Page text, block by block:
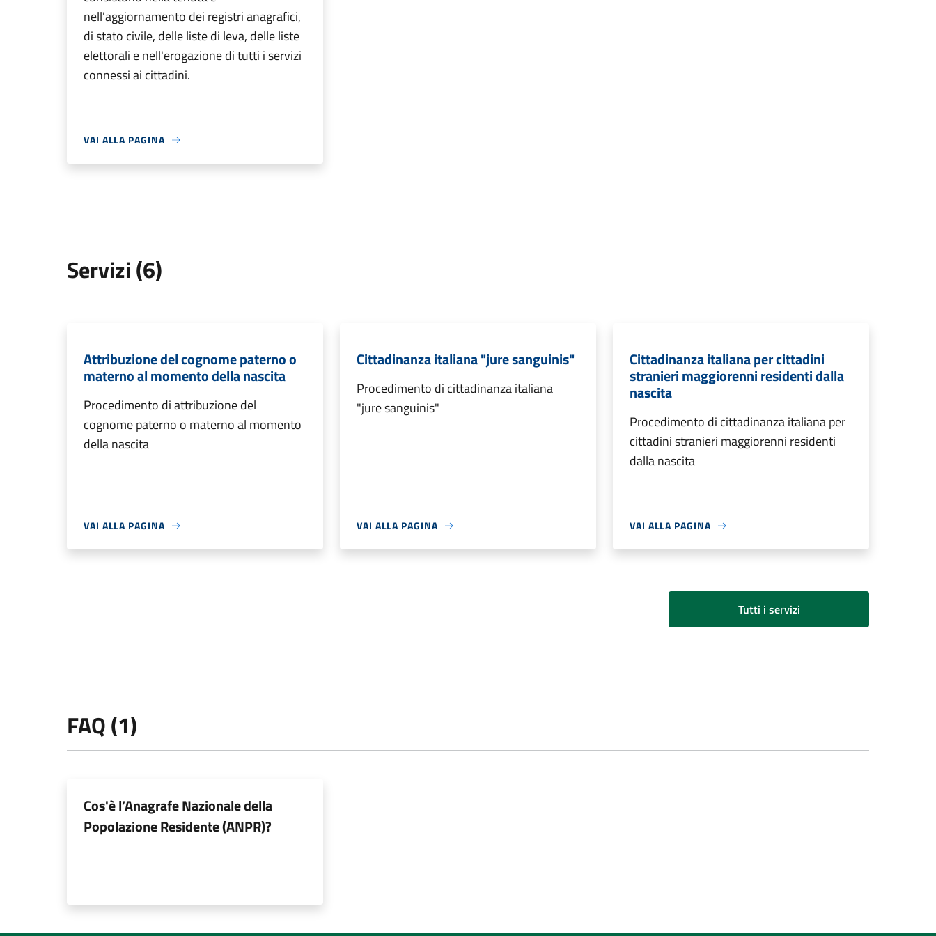
nell'aggiornamento dei registri anagrafici,
di stato civile, delle liste di leva, delle liste
elettorali e nell'erogazione di tutti i servizi
connessi ai cittadini.
VAI ALLA PAGINA
Servizi (6)
Attribuzione del cognome paterno o
materno al momento della nascita
Procedimento di attribuzione del
cognome paterno o materno al momento
della nascita
VAI ALLA PAGINA
Cittadinanza italiana "jure sanguinis"
Procedimento di cittadinanza italiana
"jure sanguinis"
VAI ALLA PAGINA
Cittadinanza italiana per cittadini
stranieri maggiorenni residenti dalla
nascita
Procedimento di cittadinanza italiana per
cittadini stranieri maggiorenni residenti
dalla nascita
VAI ALLA PAGINA
Tutti i servizi
FAQ (1)
Cos'è l’Anagrafe Nazionale della
Popolazione Residente (ANPR)?